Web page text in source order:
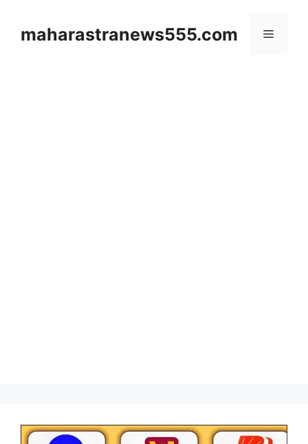
contentmaharastranews555.com Menu